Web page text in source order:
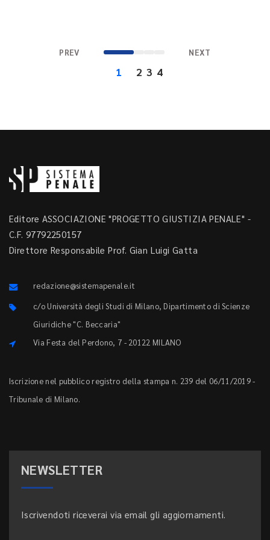
PREV
1 2 3 4
NEXT
Editore ASSOCIAZIONE "PROGETTO GIUSTIZIA PENALE" -
C.F. 97792250157
Direttore Responsabile Prof. Gian Luigi Gatta
redazione@sistemapenale.it
c/o Università degli Studi di Milano, Dipartimento di Scienze
Giuridiche "C. Beccaria"
Via Festa del Perdono, 7 - 20122 MILANO
Iscrizione nel pubblico registro della stampa n. 239 del 06/11/2019 -
Tribunale di Milano.
NEWSLETTER
Iscrivendoti riceverai via email gli aggiornamenti.